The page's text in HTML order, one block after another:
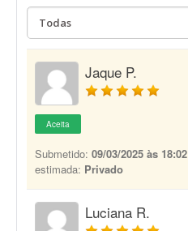
Jaque P.
Aceita
Submetido: 09/03/2025 às 18:02
estimada: Privado
Luciana R.